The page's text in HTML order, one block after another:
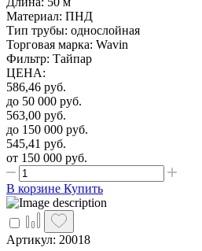
Материал: ПНД
Тип трубы: однослойная
Торговая марка: Wavin
Фильтр: Тайпар
ЦЕНА:
586,46 руб.
до 50 000 руб.
563,00 руб.
до 150 000 руб.
545,41 руб.
от 150 000 руб.
В корзине Купить
Артикул: 20018